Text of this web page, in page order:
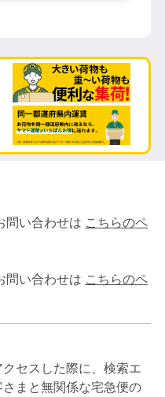
問い合わせは こちらのペ
問い合わせは こちらのペ
セスした際に、検索エ
まと無関係な宅急便の